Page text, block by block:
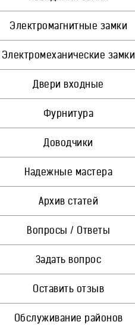
Электромагнитные замки
Электромеханические замки
Двери входные
Фурнитура
Доводчики
Надежные мастера
Архив статей
Вопросы / Ответы
Задать вопрос
Оставить отзыв
Обслуживание районов